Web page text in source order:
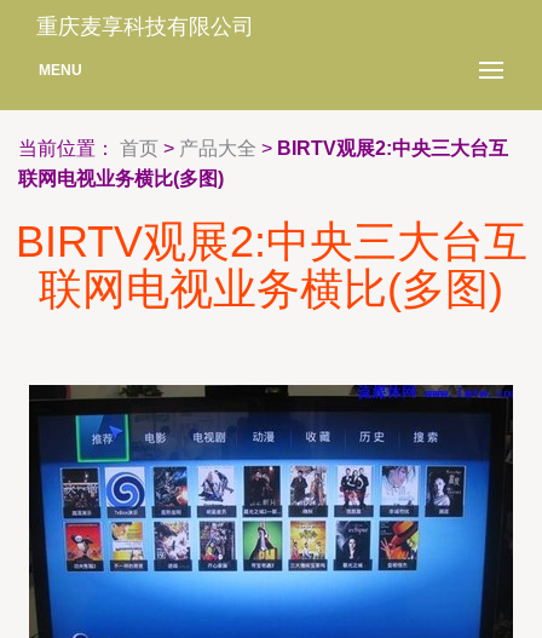
重庆麦享科技有限公司
MENU
当前位置： 首页 > 产品大全 > BIRTV观展2:中央三大台互
联网电视业务横比(多图)
BIRTV观展2:中央三大台互
联网电视业务横比(多图)